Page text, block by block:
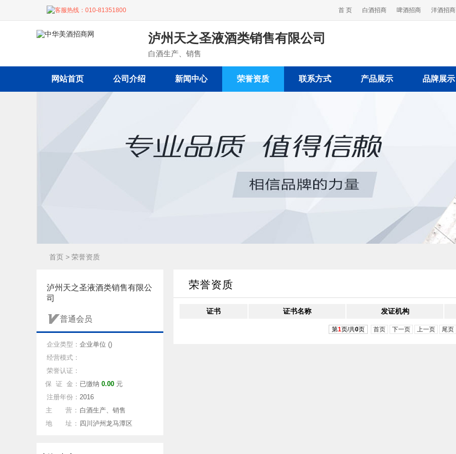
客服热线： 010-81351800 首 页 白酒招商 啤酒招商 洋酒招商
泸州天之圣液酒类销售有限公司
白酒生产、销售
网站首页 公司介绍 新闻中心 荣誉资质 联系方式 产品展示 品牌展示
首页 > 荣誉资质
泸州天之圣液酒类销售有限公
司
普通会员
企业类型： 企业单位 ()
经营模式：
荣誉认证：
保 证 金： 已缴纳 0.00 元
注册年份： 2016
主 营： 白酒生产、销售
地 址： 四川泸州龙马潭区
荣誉资质
证书 证书名称 发证机构
第1页/共0页 首页 下一页 上一页 尾页